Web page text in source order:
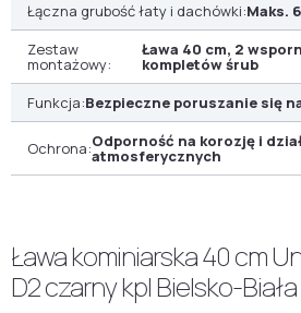
Łączna grubość łaty i dachówki:Maks.
Zestaw
montażowy:
Ława 40 cm, 2
kompletów śrub
Funkcja:Bezpieczne poruszanie się
Ochrona:Odporność na korozję i
atmosferycznych
Ława kominiarska 40 cm
D2 czarny kpl Bielsko-Biała